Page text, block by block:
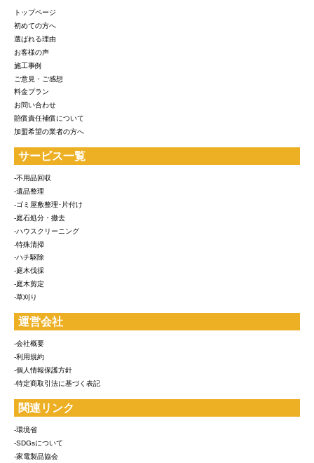
トップページ
初めての方へ
選ばれる理由
お客様の声
施工事例
ご意見・ご感想
料金プラン
お問い合わせ
賠償責任補償について
加盟希望の業者の方へ
サービス一覧
-不用品回収
-遺品整理
-ゴミ屋敷整理･片付け
-庭石処分・撤去
-ハウスクリーニング
-特殊清掃
-ハチ駆除
-庭木伐採
-庭木剪定
-草刈り
運営会社
-会社概要
-利用規約
-個人情報保護方針
-特定商取引法に基づく表記
関連リンク
-環境省
-SDGsについて
-家電製品協会